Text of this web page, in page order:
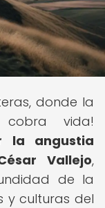
donde la
vida!
la angustia
Vallejo,
de la
y culturas del